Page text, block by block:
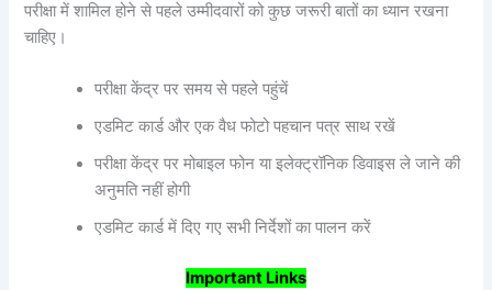
परीक्षा में शामिल होने से पहले उम्मीदवारों को कुछ जरूरी बातों का ध्यान रखना
चाहिए।
परीक्षा केंद्र पर समय से पहले पहुंचें
एडमिट कार्ड और एक वैध फोटो पहचान पत्र साथ रखें
परीक्षा केंद्र पर मोबाइल फोन या इलेक्ट्रॉनिक डिवाइस ले जाने की
अनुमति नहीं होगी
एडमिट कार्ड में दिए गए सभी निर्देशों का पालन करें
Important Links